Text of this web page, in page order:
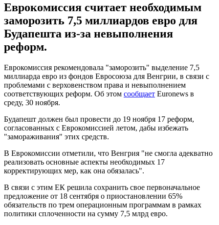
Еврокомиссия считает необходимым
заморозить 7,5 миллиардов евро для
Будапешта из-за невыполнения
реформ.
Еврокомиссия рекомендовала "заморозить" выделение 7,5
миллиарда евро из фондов Евросоюза для Венгрии, в связи с
проблемами с верховенством права и невыполнением
соответствующих реформ. Об этом сообщает Euronews в
среду, 30 ноября.
Будапешт должен был провести до 19 ноября 17 реформ,
согласованных с Еврокомиссией летом, дабы избежать
"замораживания" этих средств.
В Еврокомиссии отметили, что Венгрия "не смогла адекватно
реализовать основные аспекты необходимых 17
корректирующих мер, как она обязалась".
В связи с этим ЕК решила сохранить свое первоначальное
предложение от 18 сентября о приостановлении 65%
обязательств по трем операционным программам в рамках
политики сплоченности на сумму 7,5 млрд евро.